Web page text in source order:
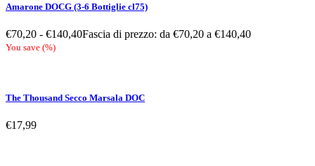
Amarone DOCG (3-6 Bottiglie cl75)
€70,20 - €140,40Fascia di prezzo: da €70,20 a €140,40
You save (%)
The Thousand Secco Marsala DOC
€17,99